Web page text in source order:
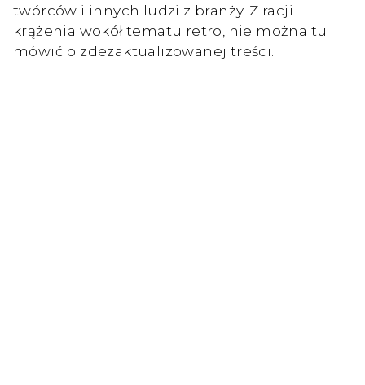
twórców i innych ludzi z branży. Z racji
krążenia wokół tematu retro, nie można tu
mówić o zdezaktualizowanej treści.